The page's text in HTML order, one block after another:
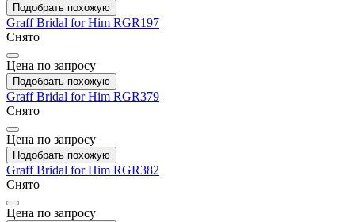
Подобрать похожую
GraffBridal for Him RGR197
Снято
Цена по запросу
Подобрать похожую
GraffBridal for Him RGR379
Снято
Цена по запросу
Подобрать похожую
GraffBridal for Him RGR382
Снято
Цена по запросу